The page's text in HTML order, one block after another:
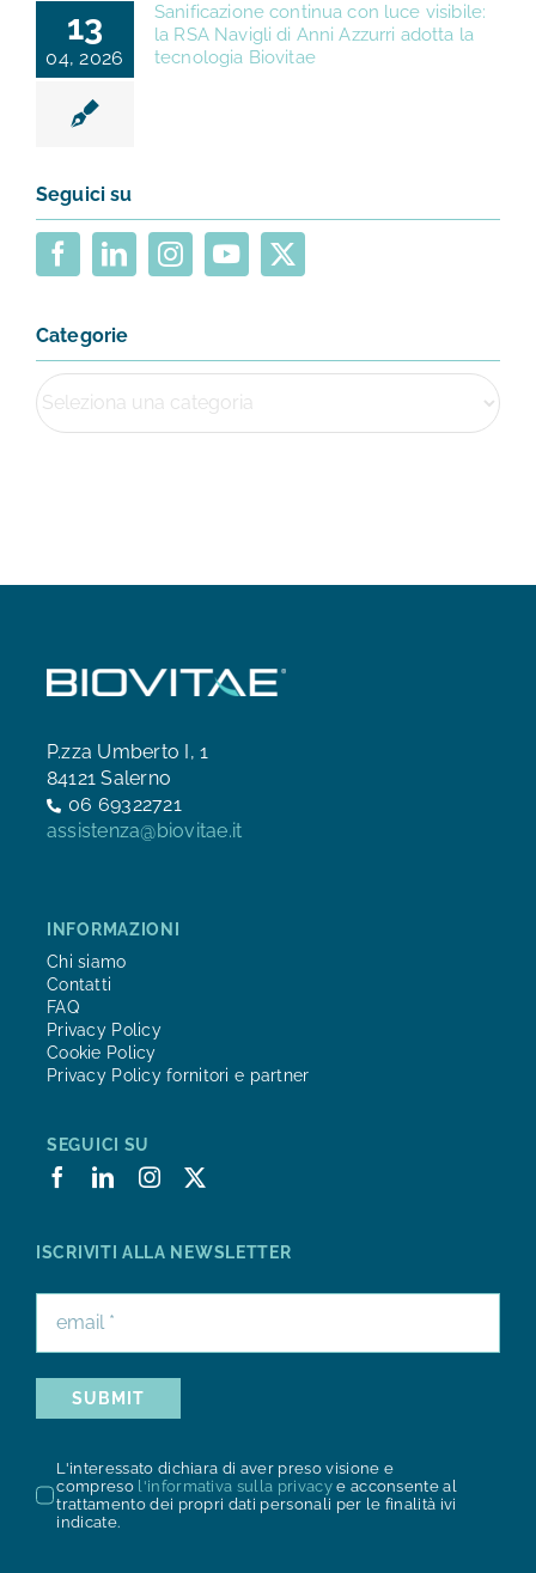
13
04, 2026
Sanificazione continua con luce visibile:
la RSA Navigli di Anni Azzurri adotta la
tecnologia Biovitae
Seguici su
Categorie
P.zza Umberto I, 1
84121 Salerno
06 69322721
assistenza@biovitae.it
INFORMAZIONI
Chi siamo
Contatti
FAQ
Privacy Policy
Cookie Policy
Privacy Policy fornitori e partner
SEGUICI SU
ISCRIVITI ALLA NEWSLETTER
SUBMIT
L'interessato dichiara di aver preso visione e
compreso l'informativa sulla privacye acconsente al
trattamento dei propri dati personali per le finalità ivi
indicate.